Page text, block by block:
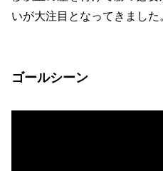
いが大注目となってきました
ゴールシーン